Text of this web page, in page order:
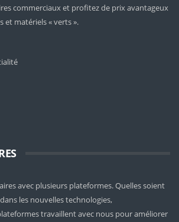
commerciaux et profitez de prix avantageux
et matériels « verts ».
avec plusieurs plateformes. Quelles soient
les nouvelles technologies,
travaillent avec nous pour améliorer